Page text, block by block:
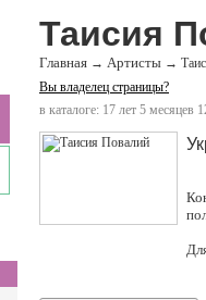
Таисия
Главная → Артисты →
Вы владелец страницы?
в каталоге: 17 лет 5 месяцев